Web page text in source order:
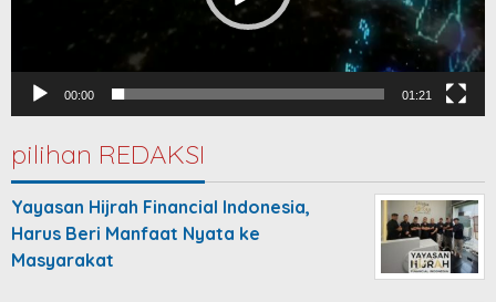
00:00 01:21
pilihan REDAKSI
Yayasan Hijrah Financial Indonesia,
Harus Beri Manfaat Nyata ke
Masyarakat